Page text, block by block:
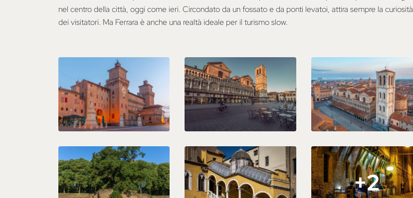
nel centro della città, oggi come ieri. Circondato da un fossato e da ponti levatoi, attira sempre la curiosità
dei visitatori. Ma Ferrara è anche una realtà ideale per il turismo slow.
+2